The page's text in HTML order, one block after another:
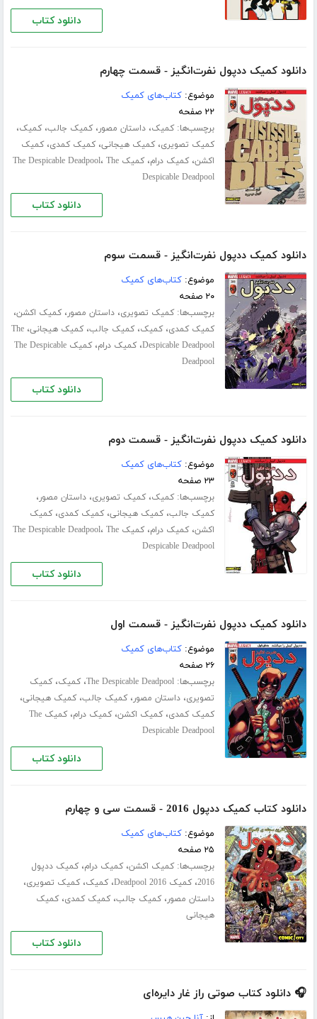
دانلود کتاب
دانلود کمیک ددپول نفرت‌انگیز - قسمت چهارم
موضوع:کتاب‌های کمیک
۲۲ صفحه
برچسب‌ها:کمیک،داستان مصور،کمیک جالب،کمیک،
کمیک تصویری،کمیک هیجانی،کمیک کمدی،کمیک
اکشن،کمیک درام،کمیک The Despicable Deadpool ، The
Despicable Deadpool
دانلود کتاب
دانلود کمیک ددپول نفرت‌انگیز - قسمت سوم
موضوع:کتاب‌های کمیک
۲۰ صفحه
برچسب‌ها:کمیک تصویری،داستان مصور،کمیک اکشن،
کمیک کمدی،کمیک،کمیک جالب،کمیک هیجانی،The
Despicable Deadpool،کمیک درام،
کمیک The Despicable
Deadpool
دانلود کتاب
دانلود کمیک ددپول نفرت‌انگیز - قسمت دوم
موضوع:کتاب‌های کمیک
۲۳ صفحه
برچسب‌ها:کمیک،کمیک تصویری،داستان مصور،
کمیک جالب،کمیک هیجانی،کمیک کمدی،کمیک
اکشن،کمیک درام،کمیک The Despicable Deadpool ، The
Despicable Deadpool
دانلود کتاب
دانلود کمیک ددپول نفرت‌انگیز - قسمت اول
موضوع:کتاب‌های کمیک
۲۶ صفحه
برچسب‌ها:The Despicable Deadpool،کمیک،کمیک
تصویری،داستان مصور،کمیک جالب،کمیک هیجانی،
کمیک کمدی،کمیک اکشن،کمیک درام،
کمیک The
Despicable Deadpool
دانلود کتاب
دانلود کتاب کمیک ددپول 2016 - قسمت سی‌ و چهارم
موضوع:کتاب‌های کمیک
۲۵ صفحه
برچسب‌ها:کمیک اکشن،کمیک درام،کمیک ددپول
2016،کمیک Deadpool 2016 ،کمیک،کمیک تصویری،
داستان مصور،کمیک جالب،کمیک کمدی،کمیک
هیجانی
دانلود کتاب
🎧 دانلود کتاب صوتی راز غار دایره‌ای